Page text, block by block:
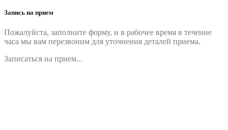
Запись на прием
Пожалуйста, заполните форму, и в рабочее время в течение
часа мы вам перезвоним для уточнения деталей приема.
Записаться на прием...